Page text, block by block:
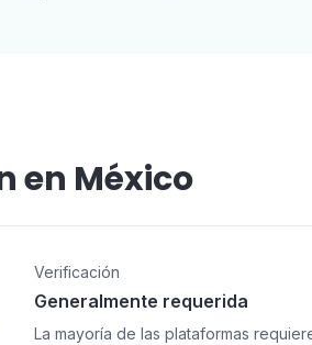
en México
Verificación
Generalmente requerida
La mayoría de las plataformas